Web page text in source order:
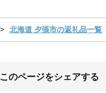
北海道 夕張市の返礼品一覧
このページをシェアする